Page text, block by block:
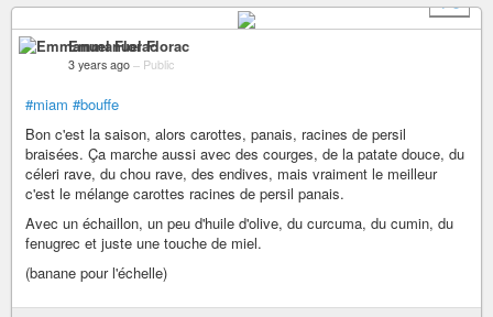
Emmanuel Florac
3 years ago – Public
#miam #bouffe
Bon c'est la saison, alors carottes, panais, racines de persil
braisées. Ça marche aussi avec des courges, de la patate douce, du
céleri rave, du chou rave, des endives, mais vraiment le meilleur
c'est le mélange carottes racines de persil panais.
Avec un échaillon, un peu d'huile d'olive, du curcuma, du cumin, du
fenugrec et juste une touche de miel.
(banane pour l'échelle)